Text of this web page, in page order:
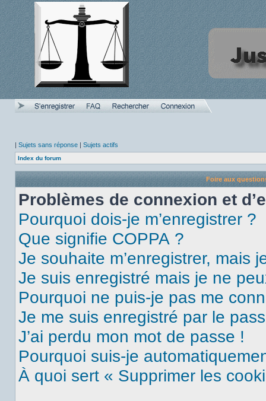
| Sujets sans réponse | Sujets actifs
Index du forum
Foire aux
Problèmes de connexion et
Pourquoi dois-je m’enregistrer ?
Que signifie COPPA ?
Je souhaite m’enregistrer, mais
Je suis enregistré mais je ne
Pourquoi ne puis-je pas me
Je me suis enregistré par le
J’ai perdu mon mot de passe !
Pourquoi suis-je
À quoi sert « Supprimer les